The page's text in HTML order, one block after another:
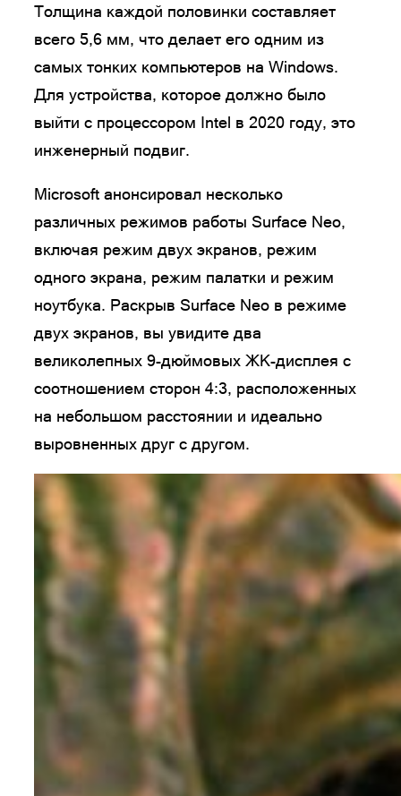
Толщина каждой половинки составляет
всего 5,6 мм, что делает его одним из
самых тонких компьютеров на Windows.
Для устройства, которое должно было
выйти с процессором Intel в 2020 году, это
инженерный подвиг.
Microsoft анонсировал несколько
различных режимов работы Surface Neo,
включая режим двух экранов, режим
одного экрана, режим палатки и режим
ноутбука. Раскрыв Surface Neo в режиме
двух экранов, вы увидите два
великолепных 9-дюймовых ЖК-дисплея с
соотношением сторон 4:3, расположенных
на небольшом расстоянии и идеально
выровненных друг с другом.